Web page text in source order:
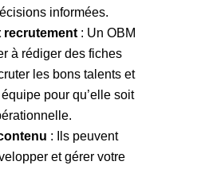
informées.
recrutement: Un OBM
à rédiger des fiches
les bons talents et
pour qu’elle soit
: Ils peuvent
et gérer votre